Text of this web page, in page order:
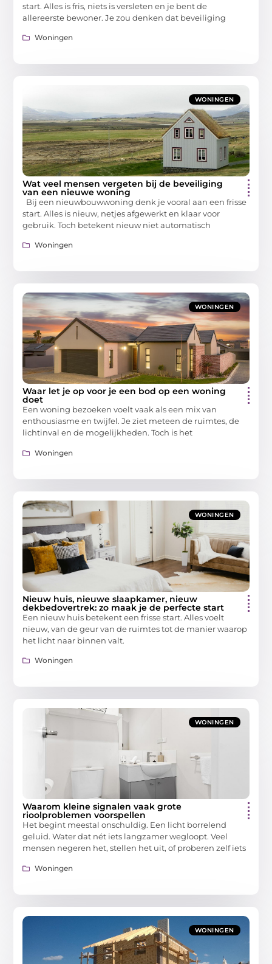
start. Alles is fris, niets is versleten en je bent de
allereerste bewoner. Je zou denken dat beveiliging
Woningen
WONINGEN
Wat veel mensen vergeten bij de beveiliging
van een nieuwe woning
Bij een nieuwbouwwoning denk je vooral aan een frisse
start. Alles is nieuw, netjes afgewerkt en klaar voor
gebruik. Toch betekent nieuw niet automatisch
Woningen
WONINGEN
Waar let je op voor je een bod op een woning
doet
Een woning bezoeken voelt vaak als een mix van
enthousiasme en twijfel. Je ziet meteen de ruimtes, de
lichtinval en de mogelijkheden. Toch is het
Woningen
WONINGEN
Nieuw huis, nieuwe slaapkamer, nieuw
dekbedovertrek: zo maak je de perfecte start
Een nieuw huis betekent een frisse start. Alles voelt
nieuw, van de geur van de ruimtes tot de manier waarop
het licht naar binnen valt.
Woningen
WONINGEN
Waarom kleine signalen vaak grote
rioolproblemen voorspellen
Het begint meestal onschuldig. Een licht borrelend
geluid. Water dat nét iets langzamer wegloopt. Veel
mensen negeren het, stellen het uit, of proberen zelf iets
Woningen
WONINGEN